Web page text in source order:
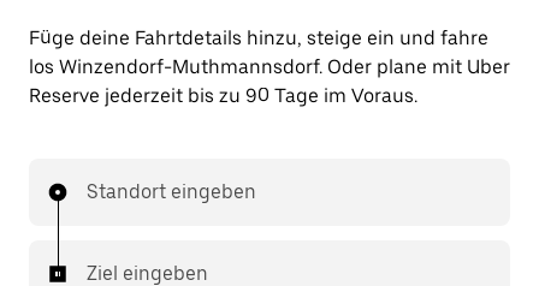
Füge deine Fahrtdetails hinzu, steige ein und fahre
los Winzendorf-Muthmannsdorf. Oder plane mit Uber
Reserve jederzeit bis zu 90 Tage im Voraus.
Standort eingeben
Ziel eingeben